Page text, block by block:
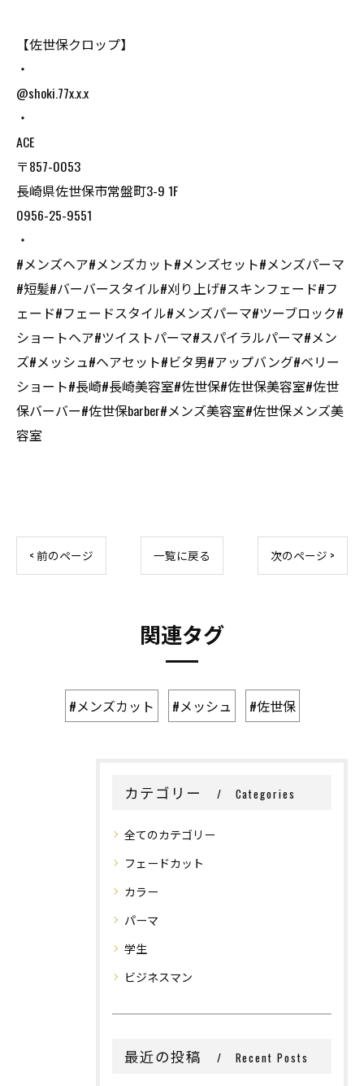
【佐世保クロップ】
・
@shoki.77x.x.x
・
ACE
〒857-0053
長崎県佐世保市常盤町3-9 1F
0956-25-9551
・
#メンズヘア#メンズカット#メンズセット#メンズパーマ
#短髪#バーバースタイル#刈り上げ#スキンフェード#フ
ェード#フェードスタイル#メンズパーマ#ツーブロック#
ショートヘア#ツイストパーマ#スパイラルパーマ#メン
ズ#メッシュ#ヘアセット#ビタ男#アップバング#ベリー
ショート#長崎#長崎美容室#佐世保#佐世保美容室#佐世
保バーバー#佐世保barber#メンズ美容室#佐世保メンズ美
容室
< 前のページ 一覧に戻る 次のページ >
関連タグ
#メンズカット #メッシュ #佐世保
カテゴリー Categories
全てのカテゴリー
フェードカット
カラー
パーマ
学生
ビジネスマン
最近の投稿 Recent Posts